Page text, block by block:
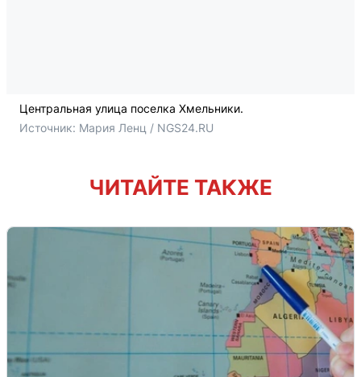
Центральная улица поселка Хмельники.
Источник: Мария Ленц / NGS24.RU
ЧИТАЙТЕ ТАКЖЕ